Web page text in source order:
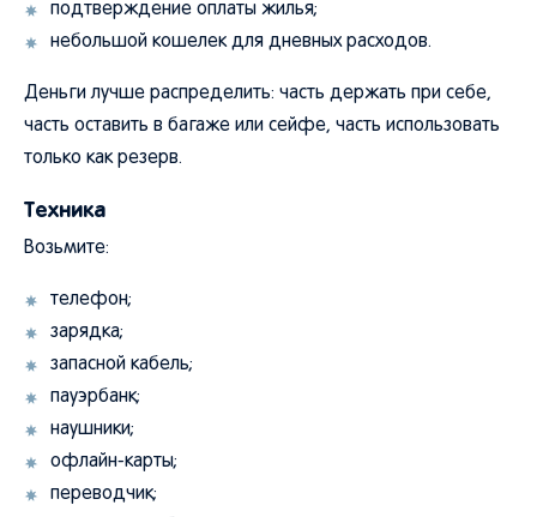
подтверждение оплаты жилья;
небольшой кошелек для дневных расходов.
Деньги лучше распределить: часть держать при себе,
часть оставить в багаже или сейфе, часть использовать
только как резерв.
Техника
Возьмите:
телефон;
зарядка;
запасной кабель;
пауэрбанк;
наушники;
офлайн-карты;
переводчик;